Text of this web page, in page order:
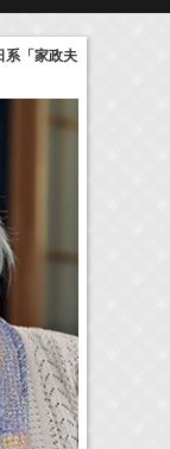
売情報
橋ひかる
北麻友子
ニコル
系「家政夫